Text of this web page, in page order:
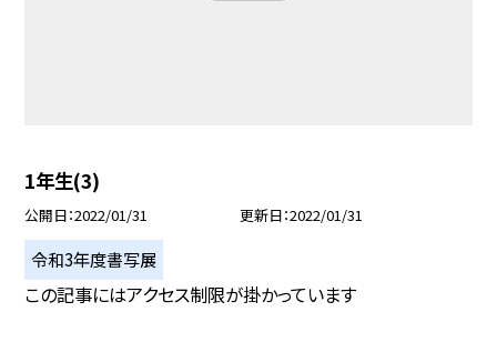
1年生(3)
公開日 2022/01/31 更新日 2022/01/31
令和3年度書写展
この記事にはアクセス制限が掛かっています